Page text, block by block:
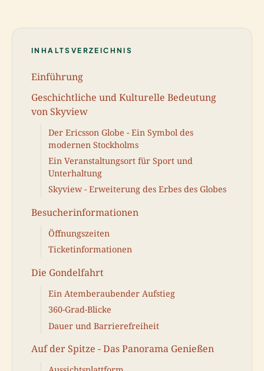
INHALTSVERZEICHNIS
Einführung
Geschichtliche und Kulturelle Bedeutung
von Skyview
Der Ericsson Globe - Ein Symbol des
modernen Stockholms
Ein Veranstaltungsort für Sport und
Unterhaltung
Skyview - Erweiterung des Erbes des Globes
Besucherinformationen
Öffnungszeiten
Ticketinformationen
Die Gondelfahrt
Ein Atemberaubender Aufstieg
360-Grad-Blicke
Dauer und Barrierefreiheit
Auf der Spitze - Das Panorama Genießen